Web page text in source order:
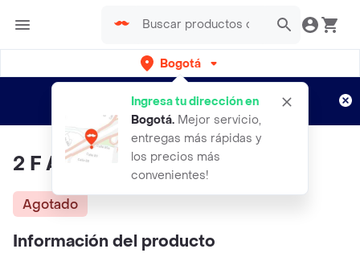
Bogotá
Ingresa tu dirección en
Bogotá. Mejor servicio,
entregas más rápidas y
los precios más
convenientes!
envíos gratis por semanas
Aplican TyC
2 F Alm Con Mic 50x70
Agotado
Información del producto